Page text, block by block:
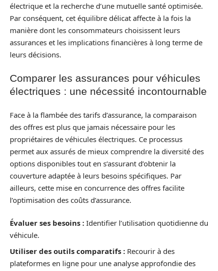
électrique et la recherche d’une mutuelle santé optimisée.
Par conséquent, cet équilibre délicat affecte à la fois la
manière dont les consommateurs choisissent leurs
assurances et les implications financières à long terme de
leurs décisions.
Comparer les assurances pour véhicules
électriques : une nécessité incontournable
Face à la flambée des tarifs d’assurance, la comparaison
des offres est plus que jamais nécessaire pour les
propriétaires de véhicules électriques. Ce processus
permet aux assurés de mieux comprendre la diversité des
options disponibles tout en s’assurant d’obtenir la
couverture adaptée à leurs besoins spécifiques. Par
ailleurs, cette mise en concurrence des offres facilite
l’optimisation des coûts d’assurance.
Évaluer ses besoins : Identifier l’utilisation quotidienne du
véhicule.
Utiliser des outils comparatifs : Recourir à des
plateformes en ligne pour une analyse approfondie des